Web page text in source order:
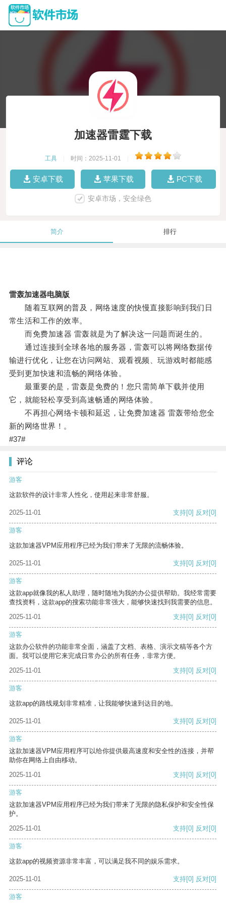
加速器雷霆下载
工具 时间：2025-11-01
安卓下载 苹果下载 PC下载
安卓市场，安全绿色
简介 排行
雷轰加速器电脑版
随着互联网的普及，网络速度的快慢直接影响到我们日
常生活和工作的效率。
而免费加速器 雷轰就是为了解决这一问题而诞生的。
通过连接到全球各地的服务器，雷轰可以将网络数据传
输进行优化，让您在访问网站、观看视频、玩游戏时都能感
受到更加快速和流畅的网络体验。
最重要的是，雷轰是免费的！您只需简单下载并使用
它，就能轻松享受到高速畅通的网络体验。
不再担心网络卡顿和延迟，让免费加速器 雷轰带给您全
新的网络世界！。
#37#
评论
游客
这款软件的设计非常人性化，使用起来非常舒服。
2025-11-01 支持[0] 反对[0]
游客
这款加速器VPM应用程序已经为我们带来了无限的流畅体验。
2025-11-01 支持[0] 反对[0]
游客
这款app就像我的私人助理，随时随地为我的办公提供帮助。我经常需要
查找资料，这款app的搜索功能非常强大，能够快速找到我需要的信息。
2025-11-01
支持[0] 反对[0]
游客
这款办公软件的功能非常全面，涵盖了文档、表格、演示文稿等各个方
面。我可以使用它来完成日常办公的所有任务，非常方便。
2025-11-01
支持[0] 反对[0]
游客
这款app的路线规划非常精准，让我能够快速到达目的地。
2025-11-01 支持[0] 反对[0]
游客
这款加速器VPM应用程序可以给你提供最高速度和安全性的连接，并帮
助你在网络上自由移动。
2025-11-01
支持[0] 反对[0]
游客
这款加速器VPM应用程序已经为我们带来了无限的隐私保护和安全性保
护。
2025-11-01
支持[0] 反对[0]
游客
这款app的视频资源非常丰富，可以满足我不同的娱乐需求。
2025-11-01 支持[0] 反对[0]
游客